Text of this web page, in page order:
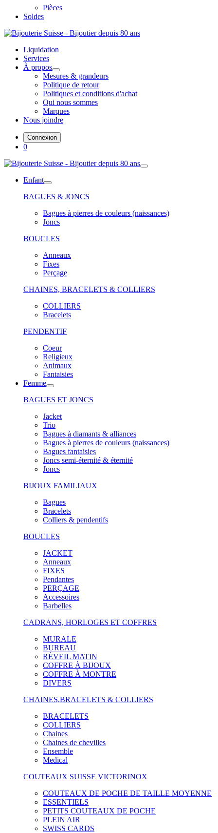
Pièces
Soldes
Liquidation
Services
À propos
Mesures & grandeurs
Politique de retour
Politiques et conditions d'achat
Qui nous sommes
Marques
Nous joindre
Connexion
0
Enfant
BAGUES & JONCS
Bagues à pierres de couleurs (naissances)
Joncs
BOUCLES
Anneaux
Fixes
Perçage
CHAINES, BRACELETS & COLLIERS
COLLIERS
Bracelets
PENDENTIF
Coeur
Religieux
Animaux
Fantaisies
Femme
BAGUES ET JONCS
Jacket
Trio
Bagues à diamants & alliances
Bagues à pierres de couleurs (naissances)
Bagues fantaisies
Joncs semi-éternité & éternité
Joncs
BIJOUX FAMILIAUX
Bagues
Bracelets
Colliers & pendentifs
BOUCLES
JACKET
Anneaux
FIXES
Pendantes
PERÇAGE
Accessoires
Barbelles
CADRANS, HORLOGES ET COFFRES
MURALE
BUREAU
RÉVEIL MATIN
COFFRE À BIJOUX
COFFRE À MONTRE
DIVERS
CHAINES,BRACELETS & COLLIERS
BRACELETS
COLLIERS
Chaines
Chaines de chevilles
Ensemble
Medical
COUTEAUX SUISSE VICTORINOX
COUTEAUX DE POCHE DE TAILLE MOYENNE
ESSENTIELS
PETITS COUTEAUX DE POCHE
PLEIN AIR
SWISS CARDS